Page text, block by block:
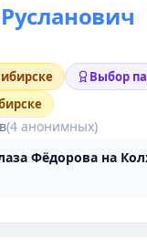
Выбор
(4 анонимных)
Фёдорова на